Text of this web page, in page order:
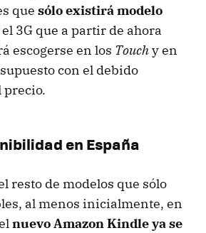
que sólo existirá modelo
3G que a partir de ahora
escogerse en los Touchy en
con el debido
precio.
en España
resto de modelos que sólo
al menos inicialmente, en
nuevo Amazon Kindle ya se